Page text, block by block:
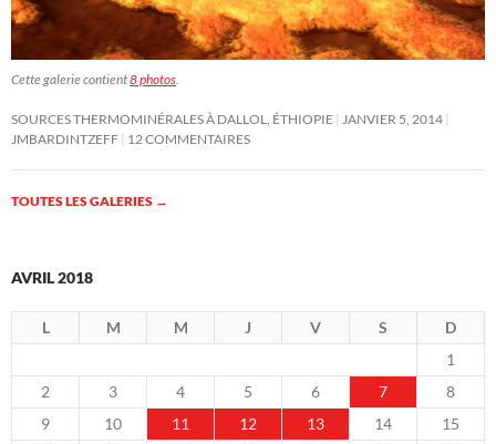
Cette galerie contient8 photos
SOURCES THERMOMINÉRALES À DALLOL, ÉTHIOPIE
JANVIER 5, 2014
JMBARDINTZEFF 12 COMMENTAIRES
TOUTES LES GALERIES →
AVRIL 2018
L M M J V S
D
1
2
3 4 5 6 7
8
9
10 11 12 13 14
15